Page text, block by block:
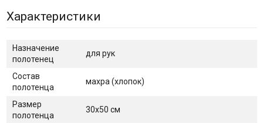
Характеристики
Назначение
полотенец
для рук
Состав
полотенца
махра (хлопок)
Размер
полотенца
30х50 см